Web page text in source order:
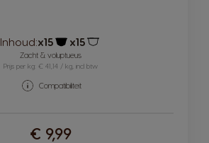
Inhoud:x15
Pictogram capsule
x15
Zacht & voluptueus
Prijs per kg: € 41,14 / kg, incl btw
Compatibiliteit
€ 9,99